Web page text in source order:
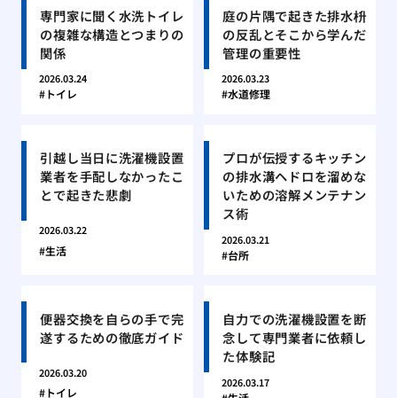
専門家に聞く水洗トイレ
の複雑な構造とつまりの
関係
2026.03.24
トイレ
庭の片隅で起きた排水枡
の反乱とそこから学んだ
管理の重要性
2026.03.23
水道修理
引越し当日に洗濯機設置
業者を手配しなかったこ
とで起きた悲劇
2026.03.22
生活
プロが伝授するキッチン
の排水溝ヘドロを溜めな
いための溶解メンテナン
ス術
2026.03.21
台所
便器交換を自らの手で完
遂するための徹底ガイド
2026.03.20
トイレ
自力での洗濯機設置を断
念して専門業者に依頼し
た体験記
2026.03.17